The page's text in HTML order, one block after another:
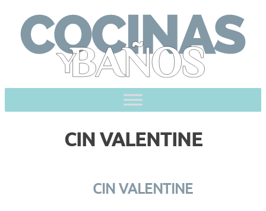
content
CIN VALENTINE
CIN VALENTINE